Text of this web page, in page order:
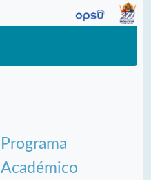
Programa
Académico